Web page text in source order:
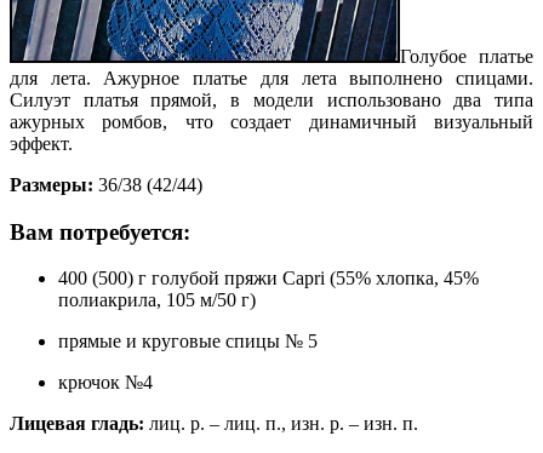
Голубое платье
для лета. Ажурное платье для лета выполнено спицами.
Силуэт платья прямой, в модели использовано два типа
ажурных ромбов, что создает динамичный визуальный
эффект.
Размеры: 36/38 (42/44)
Вам потребуется:
400 (500) г голубой пряжи Capri (55% хлопка, 45%
полиакрила, 105 м/50 г)
прямые и круговые спицы № 5
крючок №4
Лицевая гладь: лиц. р. – лиц. п., изн. р. – изн. п.